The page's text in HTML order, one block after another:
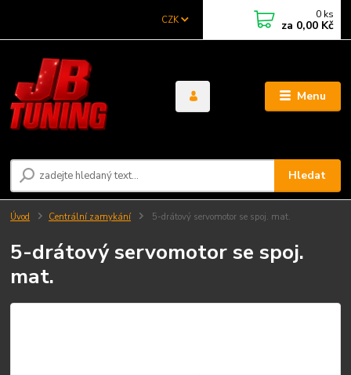
Menu
CZK
Hledat
0 ks
za 0,00 Kč
Úvod Centrální zamykání 5-drátový servomotor se spoj. mat.
5-drátový servomotor se spoj.
mat.